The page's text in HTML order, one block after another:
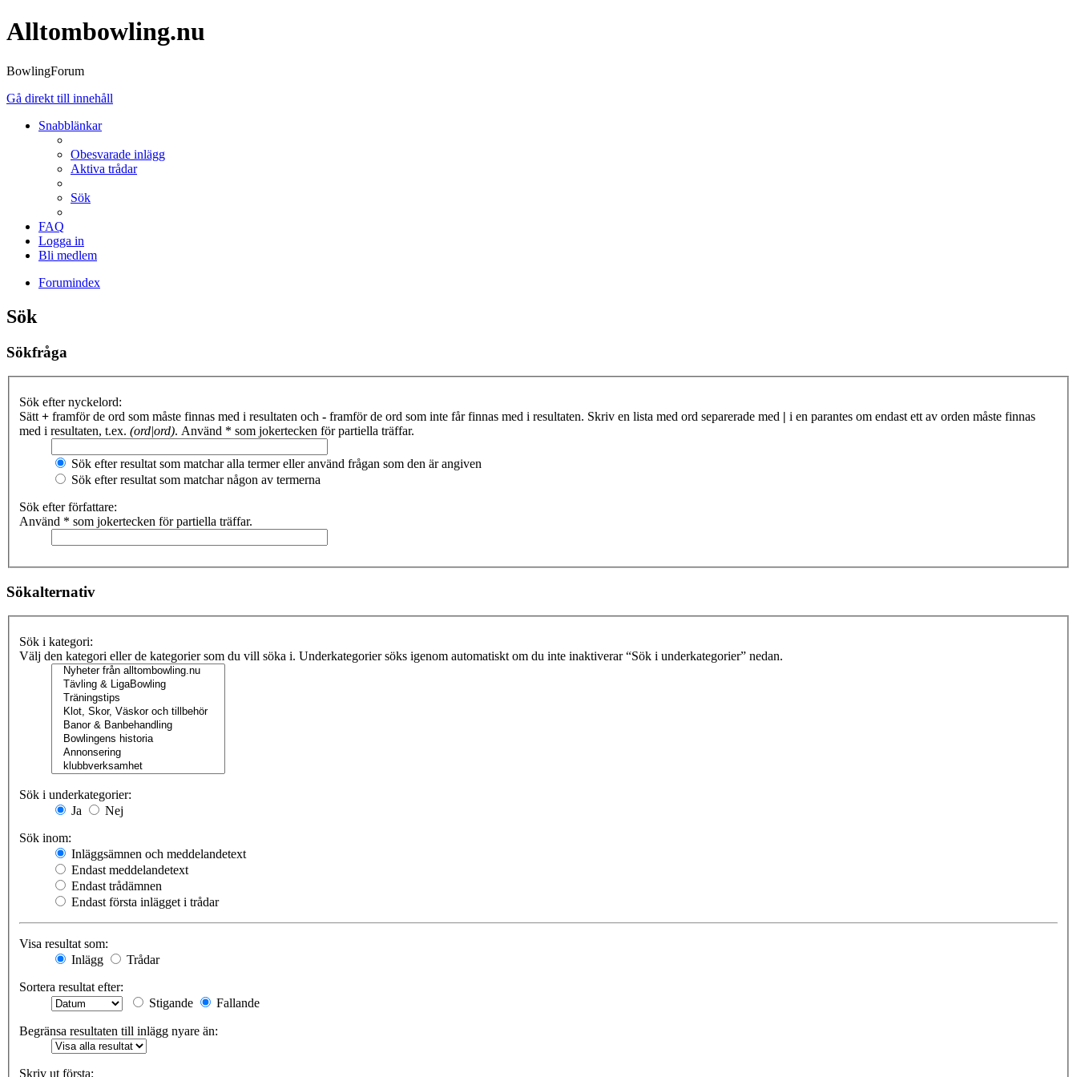
Alltombowling.nu
BowlingForum
Gå direkt till innehåll
Snabblänkar
Obesvarade inlägg
Aktiva trådar
Sök
FAQ
Logga in
Bli medlem
Forumindex
Sök
Sökfråga
Sök efter nyckelord:
Sätt + framför de ord som måste finnas med i resultaten och - framför de ord som inte får finnas med i resultaten. Skriv en lista med ord separerade med | i en parantes om endast ett av orden måste finnas
med i resultaten, t.ex. (ord|ord). Använd * som jokertecken för partiella träffar.
Sök efter resultat som matchar alla termer eller använd frågan som den är angiven
Sök efter resultat som matchar någon av termerna
Sök efter författare:
Använd * som jokertecken för partiella träffar.
Sökalternativ
Sök i kategori:
Välj den kategori eller de kategorier som du vill söka i. Underkategorier söks igenom automatiskt om du inte inaktiverar “Sök i underkategorier” nedan.
Sök i underkategorier:
Ja
Nej
Sök inom:
Inläggsämnen och meddelandetext
Endast meddelandetext
Endast trådämnen
Endast första inlägget i trådar
Visa resultat som:
Inlägg
Trådar
Sortera resultat efter:
Stigande
Fallande
Begränsa resultaten till inlägg nyare än:
Skriv ut första: